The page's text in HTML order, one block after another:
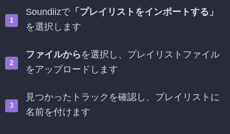
Soundiizで「プレイリストをインポートする」
を選択します
ファイルから を選択し、プレイリストファイル
をアップロードします
見つかったトラックを確認し、プレイリストに
名前を付けます